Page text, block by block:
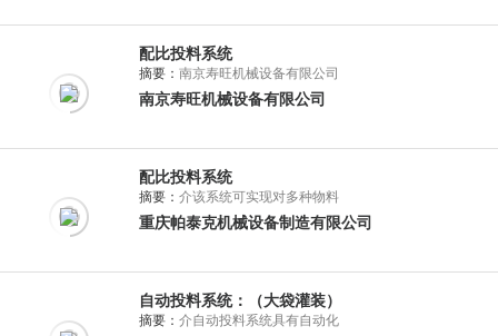
配比投料系统
摘要： 南京寿旺机械设备有限公司
南京寿旺机械设备有限公司
配比投料系统
摘要： 介该系统可实现对多种物料
重庆帕泰克机械设备制造有限公司
自动投料系统：（大袋灌装）
摘要： 介自动投料系统具有自动化